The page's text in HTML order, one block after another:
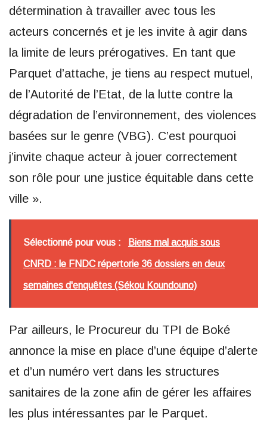
détermination à travailler avec tous les
acteurs concernés et je les invite à agir dans
la limite de leurs prérogatives. En tant que
Parquet d’attache, je tiens au respect mutuel,
de l’Autorité de l’Etat, de la lutte contre la
dégradation de l’environnement, des violences
basées sur le genre (VBG). C’est pourquoi
j’invite chaque acteur à jouer correctement
son rôle pour une justice équitable dans cette
ville ».
Sélectionné pour vous : Biens mal acquis sous
CNRD : le FNDC répertorie 36 dossiers en deux
semaines d'enquêtes (Sékou Koundouno)
Par ailleurs, le Procureur du TPI de Boké
annonce la mise en place d’une équipe d’alerte
et d’un numéro vert dans les structures
sanitaires de la zone afin de gérer les affaires
les plus intéressantes par le Parquet.